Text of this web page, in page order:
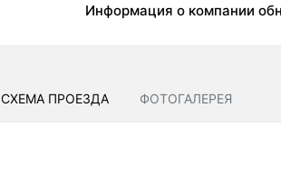
Информация о компании
СХЕМА ПРОЕЗДА ФОТОГАЛЕРЕЯ